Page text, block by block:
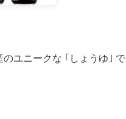
ユニークな ｢しょうゆ｣ で